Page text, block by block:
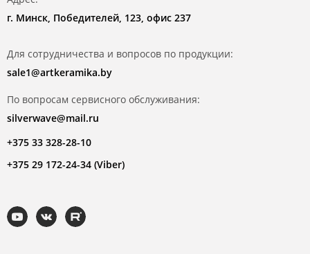
г. Минск, Победителей, 123, офис 237
Для сотрудничества и вопросов по продукции:
sale1@artkeramika.by
По вопросам сервисного обслуживания:
silverwave@mail.ru
+375 33 328-28-10
+375 29 172-24-34 (Viber)